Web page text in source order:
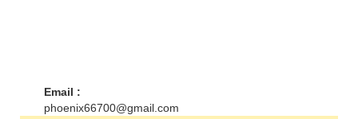
Email :
phoenix66700@gmail.com